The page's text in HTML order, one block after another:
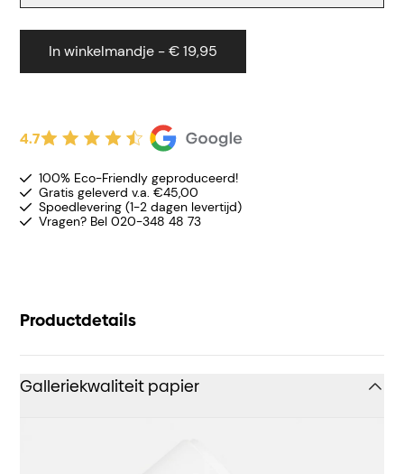
In winkelmandje - € 19,95
4.7
100% Eco-Friendly geproduceerd!
Gratis geleverd v.a. €45,00
Spoedlevering (1-2 dagen levertijd)
Vragen? Bel 020-348 48 73
Productdetails
Galleriekwaliteit papier